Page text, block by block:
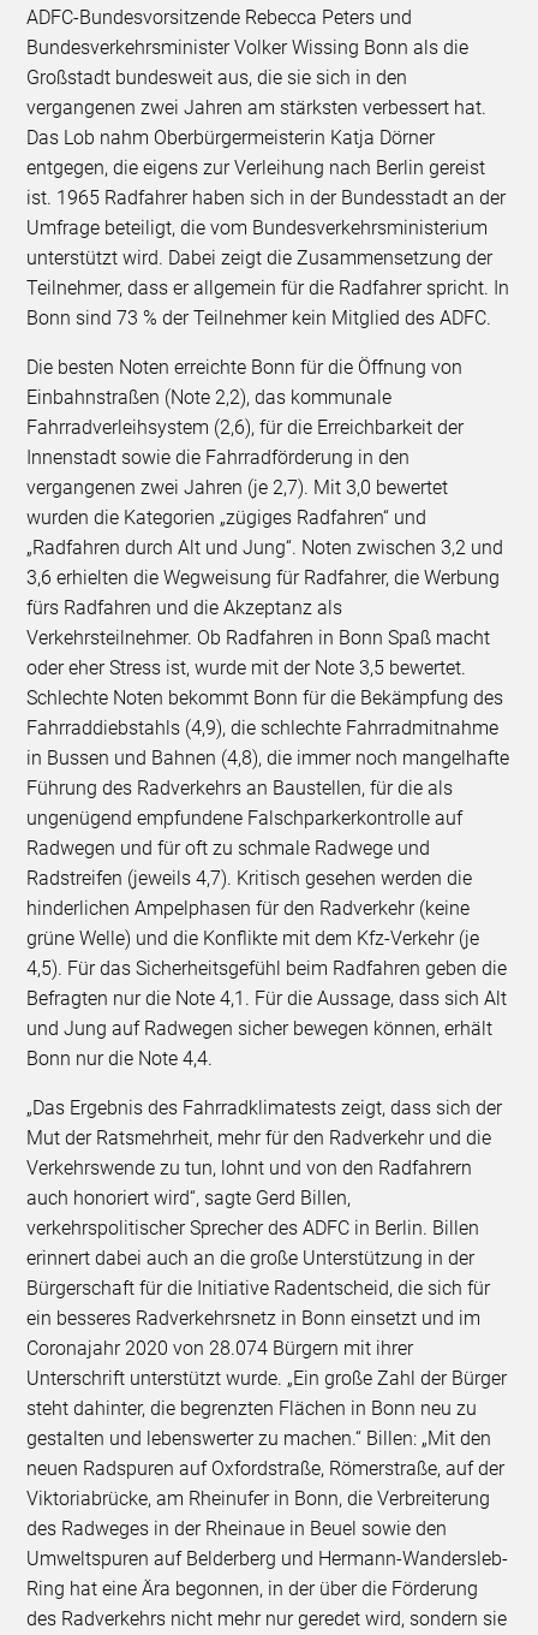
ADFC-Bundesvorsitzende Rebecca Peters und
Bundesverkehrsminister Volker Wissing Bonn als die
Großstadt bundesweit aus, die sie sich in den
vergangenen zwei Jahren am stärksten verbessert hat.
Das Lob nahm Oberbürgermeisterin Katja Dörner
entgegen, die eigens zur Verleihung nach Berlin gereist
ist. 1965 Radfahrer haben sich in der Bundesstadt an der
Umfrage beteiligt, die vom Bundesverkehrsministerium
unterstützt wird. Dabei zeigt die Zusammensetzung der
Teilnehmer, dass er allgemein für die Radfahrer spricht. In
Bonn sind 73 % der Teilnehmer kein Mitglied des ADFC.
Die besten Noten erreichte Bonn für die Öffnung von
Einbahnstraßen (Note 2,2), das kommunale
Fahrradverleihsystem (2,6), für die Erreichbarkeit der
Innenstadt sowie die Fahrradförderung in den
vergangenen zwei Jahren (je 2,7). Mit 3,0 bewertet
wurden die Kategorien „zügiges Radfahren“ und
„Radfahren durch Alt und Jung“. Noten zwischen 3,2 und
3,6 erhielten die Wegweisung für Radfahrer, die Werbung
fürs Radfahren und die Akzeptanz als
Verkehrsteilnehmer. Ob Radfahren in Bonn Spaß macht
oder eher Stress ist, wurde mit der Note 3,5 bewertet.
Schlechte Noten bekommt Bonn für die Bekämpfung des
Fahrraddiebstahls (4,9), die schlechte Fahrradmitnahme
in Bussen und Bahnen (4,8), die immer noch mangelhafte
Führung des Radverkehrs an Baustellen, für die als
ungenügend empfundene Falschparkerkontrolle auf
Radwegen und für oft zu schmale Radwege und
Radstreifen (jeweils 4,7). Kritisch gesehen werden die
hinderlichen Ampelphasen für den Radverkehr (keine
grüne Welle) und die Konflikte mit dem Kfz-Verkehr (je
4,5). Für das Sicherheitsgefühl beim Radfahren geben die
Befragten nur die Note 4,1. Für die Aussage, dass sich Alt
und Jung auf Radwegen sicher bewegen können, erhält
Bonn nur die Note 4,4.
„Das Ergebnis des Fahrradklimatests zeigt, dass sich der
Mut der Ratsmehrheit, mehr für den Radverkehr und die
Verkehrswende zu tun, lohnt und von den Radfahrern
auch honoriert wird“, sagte Gerd Billen,
verkehrspolitischer Sprecher des ADFC in Berlin. Billen
erinnert dabei auch an die große Unterstützung in der
Bürgerschaft für die Initiative Radentscheid, die sich für
ein besseres Radverkehrsnetz in Bonn einsetzt und im
Coronajahr 2020 von 28.074 Bürgern mit ihrer
Unterschrift unterstützt wurde. „Ein große Zahl der Bürger
steht dahinter, die begrenzten Flächen in Bonn neu zu
gestalten und lebenswerter zu machen.“ Billen: „Mit den
neuen Radspuren auf Oxfordstraße, Römerstraße, auf der
Viktoriabrücke, am Rheinufer in Bonn, die Verbreiterung
des Radweges in der Rheinaue in Beuel sowie den
Umweltspuren auf Belderberg und Hermann-Wandersleb-
Ring hat eine Ära begonnen, in der über die Förderung
des Radverkehrs nicht mehr nur geredet wird, sondern sie